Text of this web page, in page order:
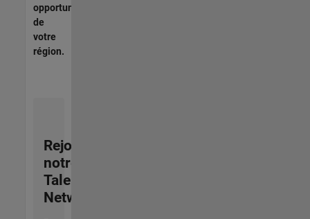
opportunités
de
votre
région.
Rejoignez
notre
Talent
Network